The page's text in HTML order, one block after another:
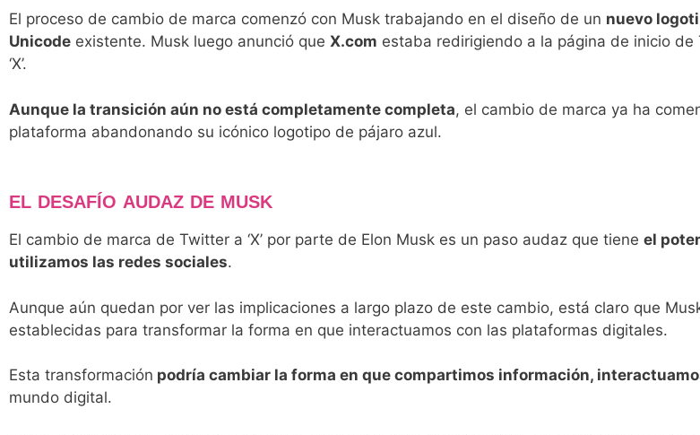
El proceso de cambio de marca comenzó con Musk trabajando en el diseño de un nuevo
Unicode existente. Musk luego anunció que X.com estaba redirigiendo a la página de inicio
‘X’.
Aunque la transición aún no está completamente completa, el cambio de marca ya ha
plataforma abandonando su icónico logotipo de pájaro azul.
EL DESAFÍO AUDAZ DE MUSK
El cambio de marca de Twitter a ‘X’ por parte de Elon Musk es un paso audaz que tiene el
utilizamos las redes sociales.
Aunque aún quedan por ver las implicaciones a largo plazo de este cambio, está claro que
establecidas para transformar la forma en que interactuamos con las plataformas digitales.
Esta transformación podría cambiar la forma en que compartimos información,
mundo digital.